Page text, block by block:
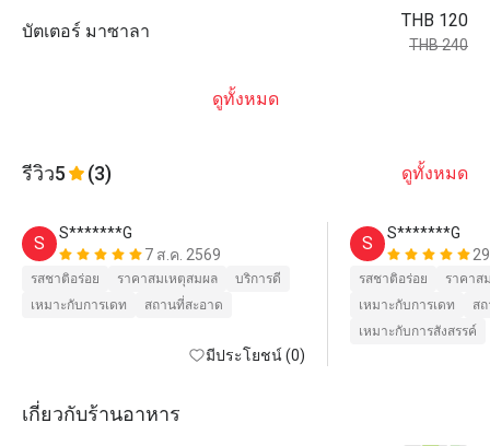
บัตเตอร์ มาซาลา
THB 120
THB 240
ดูทั้งหมด
รีวิว5 (3) ดูทั้งหมด
S
S*******G
7 ส.ค. 2569
รสชาติอร่อย ราคาสมเหตุสมผล
บริการดี
เหมาะกับการเดท
สถานที่สะอาด
มีประโยชน์ (0)
S
S*******G
รสชาติอร่อย
ราคาส
เหมาะกับการเดท
ส
เหมาะกับการสังสรรค์
เกี่ยวกับร้านอาหาร